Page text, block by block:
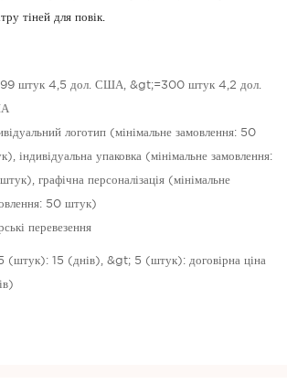
тіней для повік.
штук 4,5 дол. США, &gt;=300 штук 4,2 дол.
логотип (мінімальне замовлення: 50
індивідуальна упаковка (мінімальне замовлення:
графічна персоналізація (мінімальне
50 штук)
перевезення
(штук): 15 (днів), &gt; 5 (штук): договірна ціна